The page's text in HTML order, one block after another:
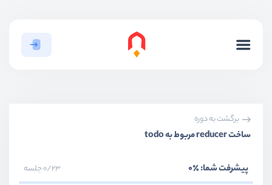
برگشت به دوره
ساخت reducer مربوط به todo
پیشرفت شما:٪0 0/23 جلسه